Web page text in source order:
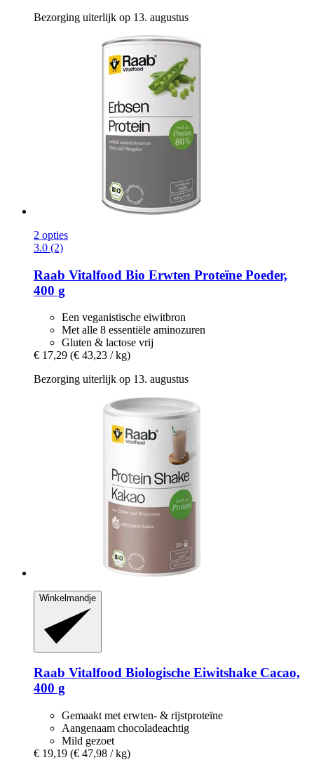
Bezorging uiterlijk op 13. augustus
2 opties
3.0 (2)
Raab Vitalfood Bio Erwten Proteïne Poeder,
400 g
Een veganistische eiwitbron
Met alle 8 essentiële aminozuren
Gluten & lactose vrij
€ 17,29 (€ 43,23 / kg)
Bezorging uiterlijk op 13. augustus
Winkelmandje
Raab Vitalfood Biologische Eiwitshake Cacao,
400 g
Gemaakt met erwten- & rijstproteïne
Aangenaam chocoladeachtig
Mild gezoet
€ 19,19 (€ 47,98 / kg)